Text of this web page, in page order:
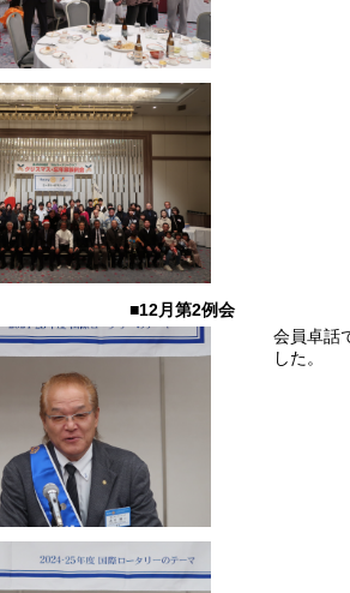
■12月第2例会
会員卓話
した。